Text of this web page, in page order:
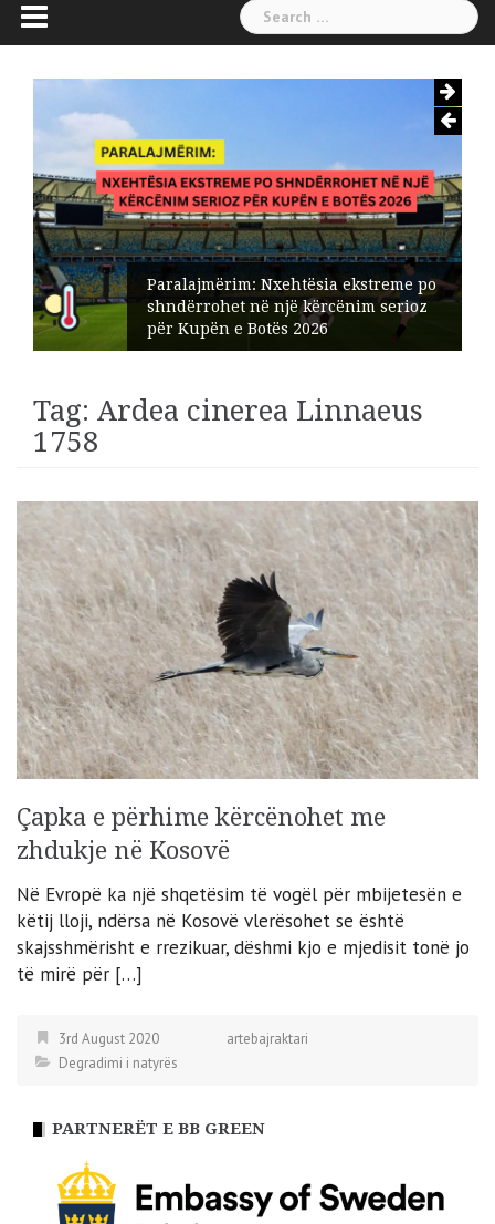
Search
for:
Paralajmërim: Nxehtësia ekstreme po
shndërrohet në një kërcënim serioz
për Kupën e Botës 2026
Tag: Ardea cinerea Linnaeus
1758
Çapka e përhime kërcënohet me
zhdukje në Kosovë
Në Evropë ka një shqetësim të vogël për mbijetesën e
këtij lloji, ndërsa në Kosovë vlerësohet se është
skajsshmërisht e rrezikuar, dëshmi kjo e mjedisit tonë jo
të mirë për […]
3rd August 2020
artebajraktari
Degradimi i natyrës
PARTNERËT E BB GREEN